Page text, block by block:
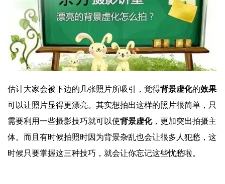
估计大家会被下边的几张照片所吸引，觉得背景虚化的效果
可以让照片显得更漂亮。其实想拍出这样的照片很简单，只
需要利用一些摄影技巧就可以使背景虚化，更加突出拍摄主
体。而且有时候拍照时因为背景杂乱也会让很多人犯愁，这
时候只要掌握这三种技巧，就会让你忘记这些忧愁啦。